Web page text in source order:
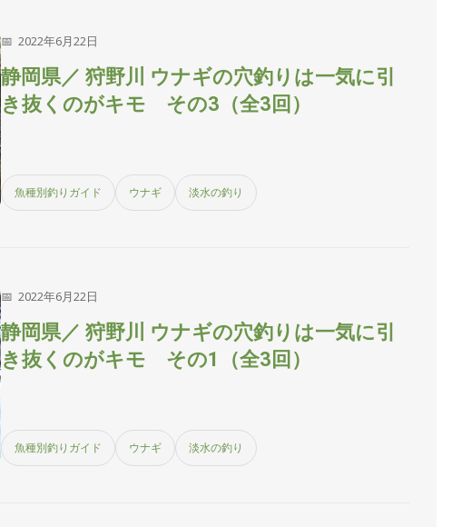
2022年6月22日
静岡県／ 狩野川 ウナギの穴釣りは一気に引
き抜くのがキモ その3（全3回）
魚種別釣りガイド ウナギ 淡水の釣り
2022年6月22日
静岡県／ 狩野川 ウナギの穴釣りは一気に引
き抜くのがキモ その1（全3回）
魚種別釣りガイド ウナギ 淡水の釣り